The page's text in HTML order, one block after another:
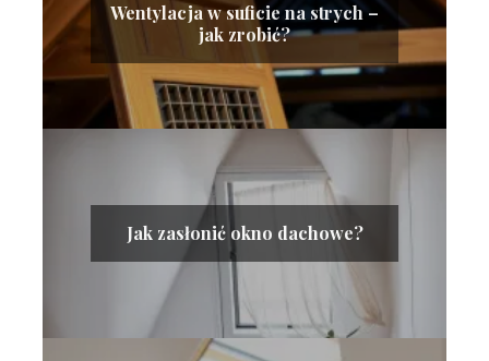
Wentylacja w suficie na strych –
jak zrobić?
Jak zasłonić okno dachowe?